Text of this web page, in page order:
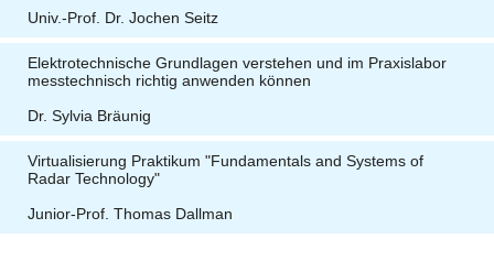
Univ.-Prof. Dr. Jochen Seitz
Elektrotechnische Grundlagen verstehen und im Praxislabor
messtechnisch richtig anwenden können
Dr. Sylvia Bräunig
Virtualisierung Praktikum "Fundamentals and Systems of
Radar Technology"
Junior-Prof. Thomas Dallman